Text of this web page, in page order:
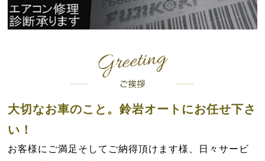
大切なお車のこと。鈴岩オートにお任せ下さ
い！
お客様にご満足そしてご納得頂けます様、日々サービ